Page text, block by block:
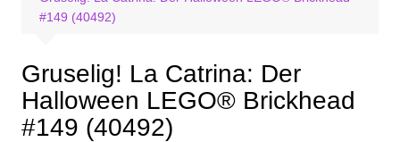
#149 (40492)
Gruselig! La Catrina: Der
Halloween LEGO® Brickhead
#149 (40492)